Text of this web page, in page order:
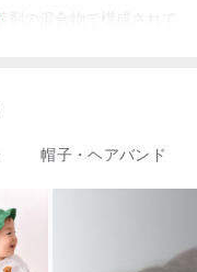
の混合物で構成されて
まれており、ドライフ
製品を放置しないでく
作られています。生地や
帽子・ヘアバンド